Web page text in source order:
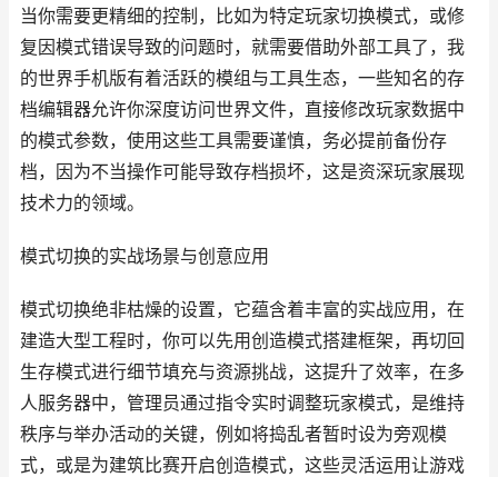
当你需要更精细的控制，比如为特定玩家切换模式，或修
复因模式错误导致的问题时，就需要借助外部工具了，我
的世界手机版有着活跃的模组与工具生态，一些知名的存
档编辑器允许你深度访问世界文件，直接修改玩家数据中
的模式参数，使用这些工具需要谨慎，务必提前备份存
档，因为不当操作可能导致存档损坏，这是资深玩家展现
技术力的领域。
模式切换的实战场景与创意应用
模式切换绝非枯燥的设置，它蕴含着丰富的实战应用，在
建造大型工程时，你可以先用创造模式搭建框架，再切回
生存模式进行细节填充与资源挑战，这提升了效率，在多
人服务器中，管理员通过指令实时调整玩家模式，是维持
秩序与举办活动的关键，例如将捣乱者暂时设为旁观模
式，或是为建筑比赛开启创造模式，这些灵活运用让游戏